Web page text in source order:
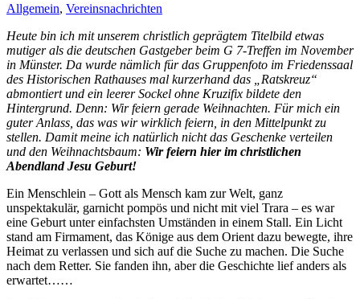
Allgemein, Vereinsnachrichten
Heute bin ich mit unserem christlich geprägtem Titelbild etwas
mutiger als die deutschen Gastgeber beim G 7-Treffen im November
in Münster. Da wurde nämlich für das Gruppenfoto im Friedenssaal
des Historischen Rathauses mal kurzerhand das „Ratskreuz“
abmontiert und ein leerer Sockel ohne Kruzifix bildete den
Hintergrund. Denn: Wir feiern gerade Weihnachten. Für mich ein
guter Anlass, das was wir wirklich feiern, in den Mittelpunkt zu
stellen. Damit meine ich natürlich nicht das Geschenke verteilen
und den Weihnachtsbaum: Wir feiern hier im christlichen
Abendland Jesu Geburt!
Ein Menschlein – Gott als Mensch kam zur Welt, ganz
unspektakulär, garnicht pompös und nicht mit viel Trara – es war
eine Geburt unter einfachsten Umständen in einem Stall. Ein Licht
stand am Firmament, das Könige aus dem Orient dazu bewegte, ihre
Heimat zu verlassen und sich auf die Suche zu machen. Die Suche
nach dem Retter. Sie fanden ihn, aber die Geschichte lief anders als
erwartet……